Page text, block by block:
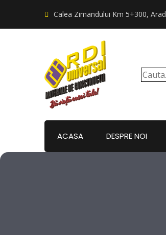
Calea Zimandului Km 5+300, Arad
ACASA DESPRE NOI